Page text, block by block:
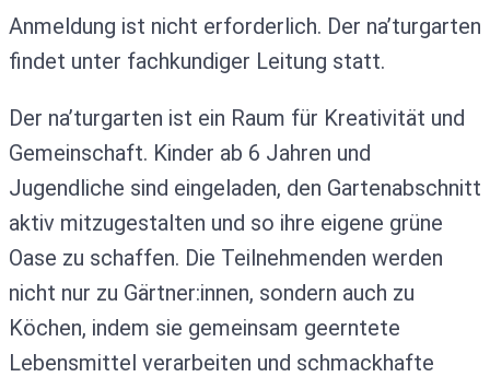
Anmeldung ist nicht erforderlich. Der na’turgarten
findet unter fachkundiger Leitung statt.
Der na’turgarten ist ein Raum für Kreativität und
Gemeinschaft. Kinder ab 6 Jahren und
Jugendliche sind eingeladen, den Gartenabschnitt
aktiv mitzugestalten und so ihre eigene grüne
Oase zu schaffen. Die Teilnehmenden werden
nicht nur zu Gärtner:innen, sondern auch zu
Köchen, indem sie gemeinsam geerntete
Lebensmittel verarbeiten und schmackhafte